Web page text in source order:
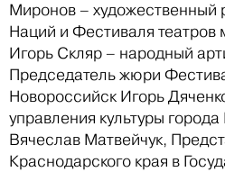
Миронов – художественный
Наций и Фестиваля театров
Игорь Скляр – народный
Председатель жюри
Новороссийск Игорь
управления культуры
Вячеслав Матвейчук,
Краснодарского края в